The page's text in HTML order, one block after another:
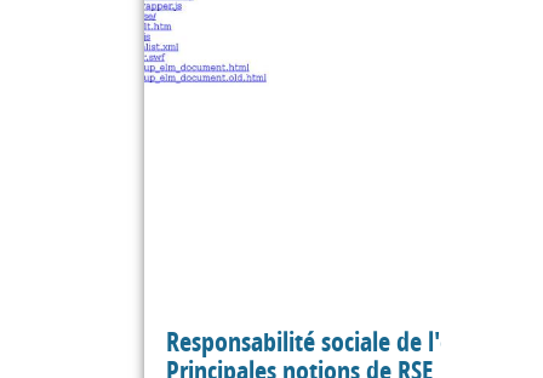
Responsabilité sociale de
Principales notions de RSE